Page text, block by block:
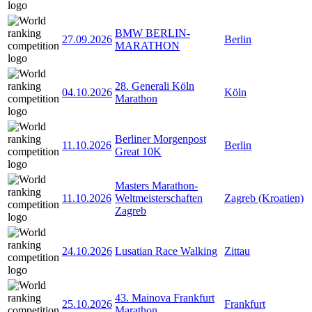
27.09.2026
BMW BERLIN-
MARATHON
Berlin
04.10.2026
28. Generali Köln
Marathon
Köln
11.10.2026
Berliner Morgenpost
Great 10K
Berlin
11.10.2026
Masters Marathon-
Weltmeisterschaften
Zagreb
Zagreb (Kroatien)
24.10.2026 Lusatian Race Walking Zittau
25.10.2026
43. Mainova Frankfurt
Frankfurt